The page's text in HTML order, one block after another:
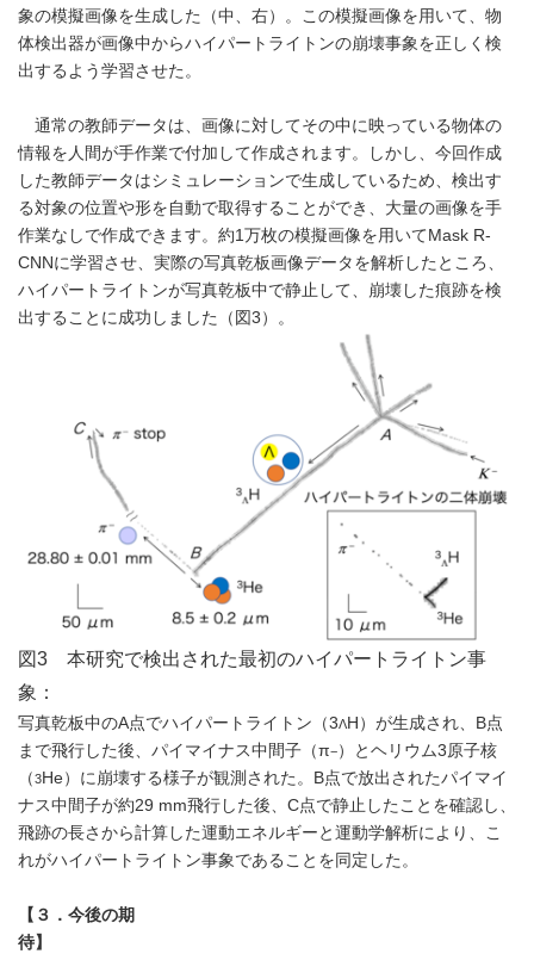
象の模擬画像を生成した（中、右）。この模擬画像を用いて、物
体検出器が画像中からハイパートライトンの崩壊事象を正しく検
出するよう学習させた。
通常の教師データは、画像に対してその中に映っている物体の
情報を人間が手作業で付加して作成されます。しかし、今回作成
した教師データはシミュレーションで生成しているため、検出す
る対象の位置や形を自動で取得することができ、大量の画像を手
作業なしで作成できます。約1万枚の模擬画像を用いてMask R-
CNNに学習させ、実際の写真乾板画像データを解析したところ、
ハイパートライトンが写真乾板中で静止して、崩壊した痕跡を検
出することに成功しました（図3）。
図3 本研究で検出された最初のハイパートライトン事
象：
写真乾板中のA点でハイパートライトン（3ΛH）が生成され、B点
まで飛行した後、パイマイナス中間子（π−）とヘリウム3原子核
（3He）に崩壊する様子が観測された。B点で放出されたパイマイ
ナス中間子が約29 mm飛行した後、C点で静止したことを確認し、
飛跡の長さから計算した運動エネルギーと運動学解析により、こ
れがハイパートライトン事象であることを同定した。
【３．今後の期
待】